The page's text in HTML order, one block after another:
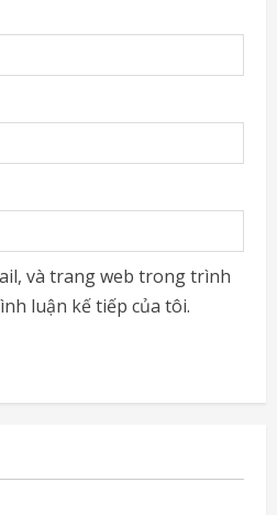
và trang web trong trình
luận kế tiếp của tôi.